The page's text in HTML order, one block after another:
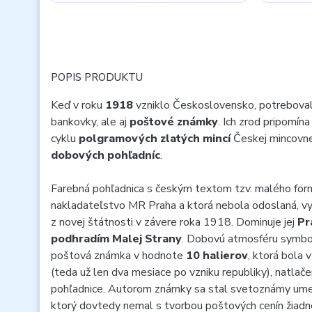
POPIS PRODUKTU
Keď v roku 1918vzniklo Československo,
bankovky, ale aj poštové známky. Ich zrod
cyklu polgramových zlatých mincíČeskej
dobových pohľadníc.
Farebná pohľadnica s českým textom tzv. malého
nakladateľstvo MR Praha a ktorá nebola odoslaná,
z novej štátnosti v závere roka 1918. Dominuje jej
podhradím Malej Strany. Dobovú atmosféru
poštová známka v hodnote 10 halierov, ktorá bola
(teda už len dva mesiace po vzniku republiky),
pohľadnice. Autorom známky sa stal svetoznámy
ktorý dovtedy nemal s tvorbou poštových cenín